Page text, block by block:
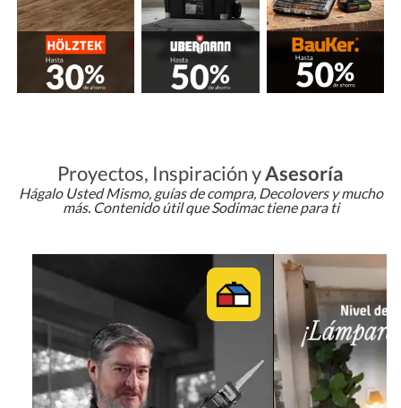
Proyectos, Inspiración yAsesoría
Hágalo Usted Mismo, guías de compra, Decolovers y mucho
más. Contenido útil que Sodimac tiene para ti